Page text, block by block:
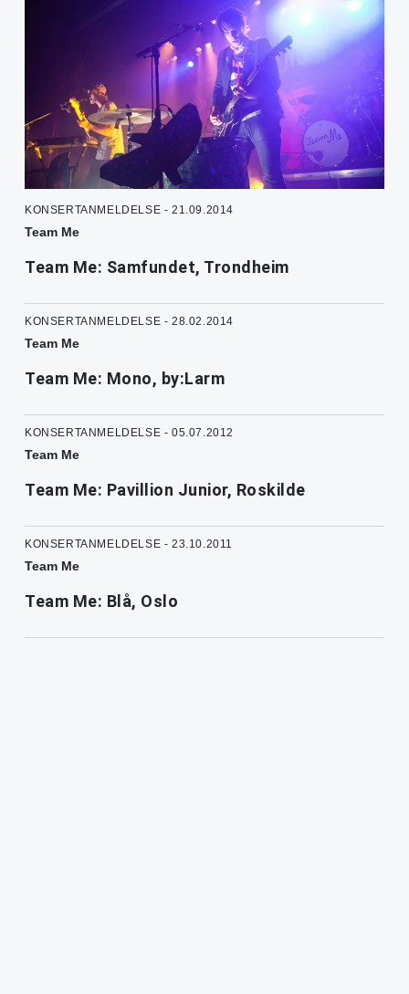
KONSERTANMELDELSE - 21.09.2014
Team Me
Team Me: Samfundet, Trondheim
KONSERTANMELDELSE - 28.02.2014
Team Me
Team Me: Mono, by:Larm
KONSERTANMELDELSE - 05.07.2012
Team Me
Team Me: Pavillion Junior, Roskilde
KONSERTANMELDELSE - 23.10.2011
Team Me
Team Me: Blå, Oslo